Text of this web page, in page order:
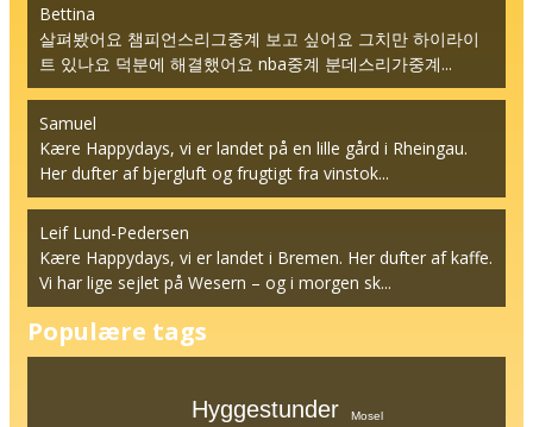
Bettina
살펴봤어요 챔피언스리그중계 보고 싶어요 그치만 하이라이
트 있나요 덕분에 해결했어요 nba중계 분데스리가중계...
Samuel
Kære Happydays, vi er landet på en lille gård i Rheingau.
Her dufter af bjergluft og frugtigt fra vinstok...
Leif Lund-Pedersen
Kære Happydays, vi er landet i Bremen. Her dufter af kaffe.
Vi har lige sejlet på Wesern – og i morgen sk...
Populære tags
Hyggestunder Mosel